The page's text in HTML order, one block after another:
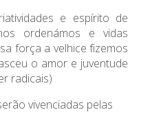
e espírito de
ordenámos e vidas
força a velhice fizemos
o amor e juventude
radicais)
vivenciadas pelas